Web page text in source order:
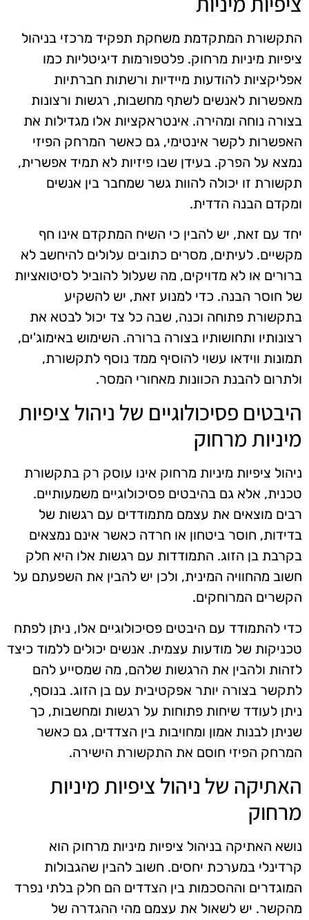
התקשורת המתקדמת משחקת תפקיד מרכזי בניהול
ציפיות מיניות מרחוק. פלטפורמות דיגיטליות כמו
אפליקציות להודעות מיידיות ורשתות חברתיות
מאפשרות לאנשים לשתף מחשבות, רגשות ורצונות
בצורה נוחה ומהירה. אינטראקציות אלו מגדילות את
האפשרות לקשר אינטימי, גם כאשר המרחק הפיזי
נמצא על הפרק. בעידן שבו פיזיות לא תמיד אפשרית,
תקשורת זו יכולה להוות גשר שמחבר בין אנשים
ומקדם הבנה הדדית.
יחד עם זאת, יש להבין כי השיח המתקדם אינו חף
מקשיים. לעיתים, מסרים כתובים עלולים להיחשב לא
ברורים או לא מדויקים, מה שעלול להוביל לסיטואציות
של חוסר הבנה. כדי למנוע זאת, יש להשקיע
בתקשורת פתוחה וכנה, שבה כל צד יכול לבטא את
רצונותיו ותחושותיו בצורה ברורה. השימוש באימוג'ים,
תמונות ווידאו עשוי להוסיף ממד נוסף לתקשורת,
ולתרום להבנת הכוונות מאחורי המסר.
היבטים פסיכולוגיים של ניהול ציפיות
מיניות מרחוק
ניהול ציפיות מיניות מרחוק אינו עוסק רק בתקשורת
טכנית, אלא גם בהיבטים פסיכולוגיים משמעותיים.
רבים מוצאים את עצמם מתמודדים עם רגשות של
בדידות, חוסר ביטחון או חרדה כאשר אינם נמצאים
בקרבת בן הזוג. התמודדות עם רגשות אלו היא חלק
חשוב מהחוויה המינית, ולכן יש להבין את השפעתם על
הקשרים המרוחקים.
כדי להתמודד עם היבטים פסיכולוגיים אלו, ניתן לפתח
טכניקות של מודעות עצמית. אנשים יכולים ללמוד כיצד
לזהות ולהבין את הרגשות שלהם, מה שמסייע להם
לתקשר בצורה יותר אפקטיבית עם בן הזוג. בנוסף,
ניתן לעודד שיחות פתוחות על רגשות ומחשבות, כך
שניתן לבנות אמון ומחויבות בין הצדדים, גם כאשר
המרחק הפיזי חוסם את התקשורת הישירה.
האתיקה של ניהול ציפיות מיניות
מרחוק
נושא האתיקה בניהול ציפיות מיניות מרחוק הוא
קרדינלי במערכת יחסים. חשוב להבין שהגבולות
המוגדרים וההסכמות בין הצדדים הם חלק בלתי נפרד
מהקשר. יש לשאול את עצמם מהי ההגדרה של